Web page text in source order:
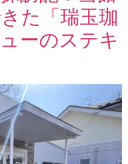
た「瑞玉珈
ーのステキ